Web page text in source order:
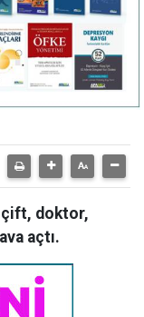
çift, doktor,
açtı.